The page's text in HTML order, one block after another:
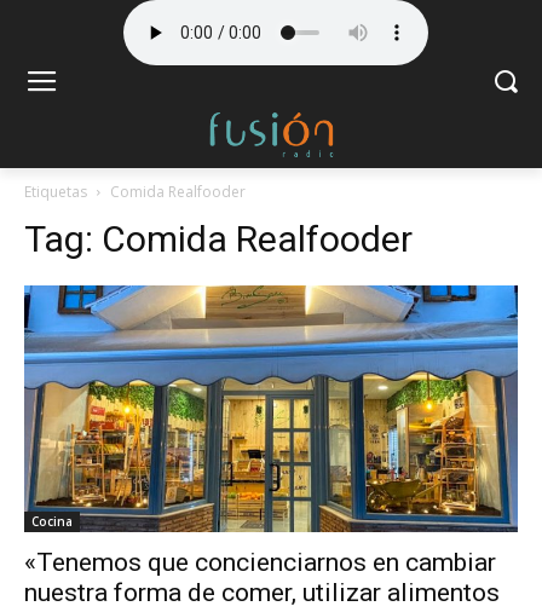
Etiquetas Comida Realfooder
Tag: Comida Realfooder
Cocina
«Tenemos que concienciarnos en cambiar
nuestra forma de comer, utilizar alimentos